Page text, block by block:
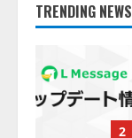
TRENDING NEWS
2
3